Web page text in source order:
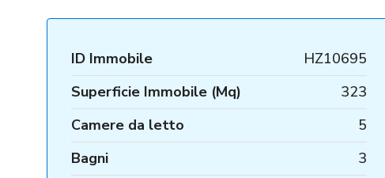
ID Immobile HZ10695
Superficie Immobile (Mq)
323
Camere da letto
5
Bagni
3